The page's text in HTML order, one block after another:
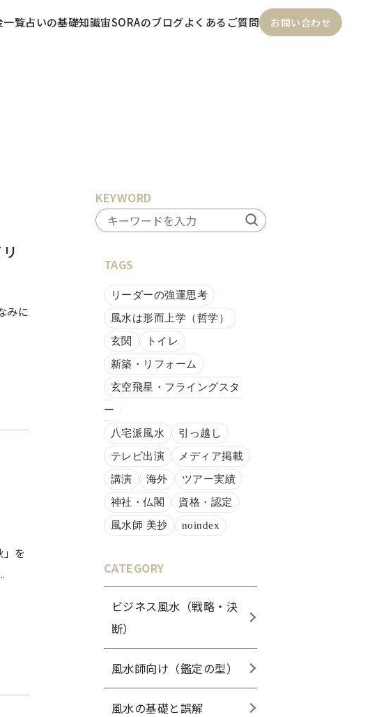
一覧占いの基礎知識宙SORAのブログよくあるご質問 お問い合わせ
みに
を
KEYWORD
TAGS
リーダーの強運思考
風水は形而上学（哲学）
玄関 トイレ
新築・リフォーム
玄空飛星・フライングスタ
ー
八宅派風水 引っ越し
テレビ出演 メディア掲載
講演 海外 ツアー実績
神社・仏閣 資格・認定
風水師 美抄 noindex
CATEGORY
ビジネス風水（戦略・決
断）
風水師向け（鑑定の型）
風水の基礎と誤解